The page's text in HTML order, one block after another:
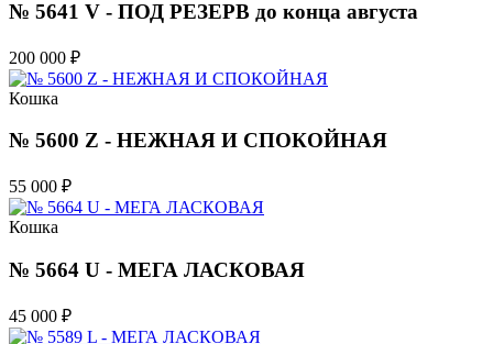
№ 5641 V - ПОД РЕЗЕРВ до конца августа
200 000 ₽
Кошка
№ 5600 Z - НЕЖНАЯ И СПОКОЙНАЯ
55 000 ₽
Кошка
№ 5664 U - МЕГА ЛАСКОВАЯ
45 000 ₽